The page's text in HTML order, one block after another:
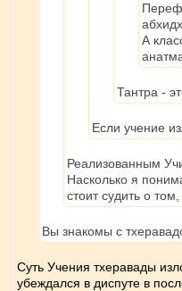
А
Тантра -
Если учение
Реализованным
Насколько я
стоит судить о
Вы знакомы с
Суть Учения тхеравады
убеждался в диспуте в